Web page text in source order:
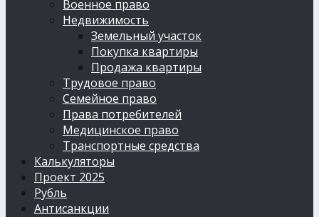
Военное право
Недвижимость
Земельный участок
Покупка квартиры
Продажа квартиры
Трудовое право
Семейное право
Права потребителей
Медицинское право
Транспортные средства
Калькуляторы
Проект 2025
Рубль
Антисанкции